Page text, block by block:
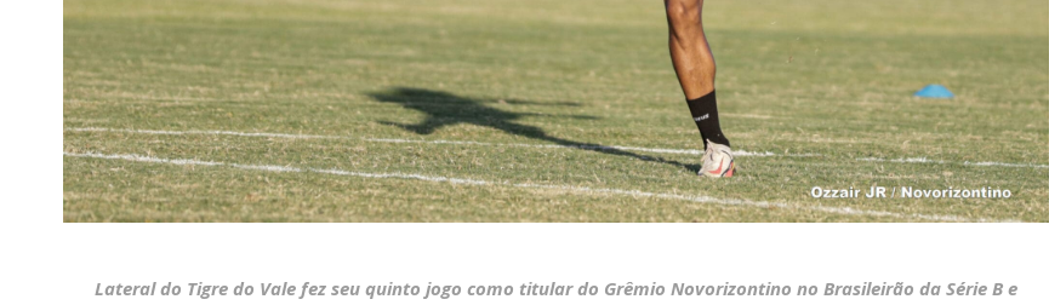
Lateral do Tigre do Vale fez seu quinto jogo como titular do Grêmio Novorizontino no Brasileirão da Série B e